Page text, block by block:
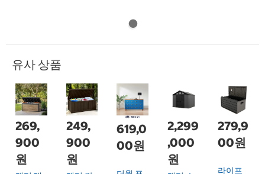
유사 상품
269,
900
원
249,
900
원
619,0
00원
2,299
,000
원
279,9
00원
라이프